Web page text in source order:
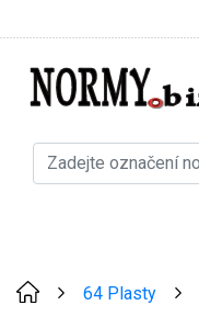
64 Plasty